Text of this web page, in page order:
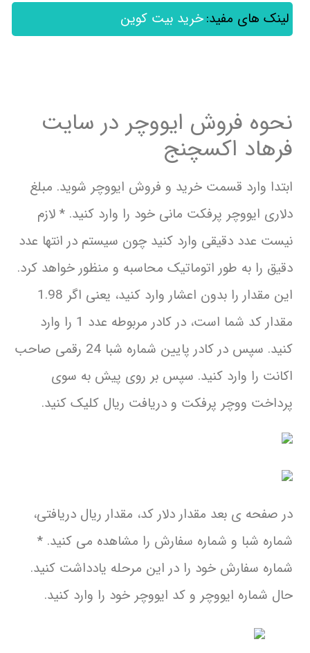
لینک های مفید:خرید بیت کوین
نحوه فروش ایووچر در سایت
فرهاد اکسچنج
ابتدا وارد قسمت خرید و فروش ایووچر شوید. مبلغ
دلاری ایووچر پرفکت مانی خود را وارد کنید. * لازم
نیست عدد دقیقی وارد کنید چون سیستم در انتها عدد
دقیق را به طور اتوماتیک محاسبه و منظور خواهد کرد.
این مقدار را بدون اعشار وارد کنید، یعنی اگر 1.98
مقدار کد شما است، در کادر مربوطه عدد 1 را وارد
کنید. سپس در کادر پایین شماره شبا 24 رقمی صاحب
اکانت را وارد کنید. سپس بر روی پیش به سوی
پرداخت ووچر پرفکت و دریافت ریال کلیک کنید.
در صفحه ی بعد مقدار دلار کد، مقدار ریال دریافتی،
شماره شبا و شماره سفارش را مشاهده می کنید. *
شماره سفارش خود را در این مرحله یادداشت کنید.
حال شماره ایووچر و کد ایووچر خود را وارد کنید.